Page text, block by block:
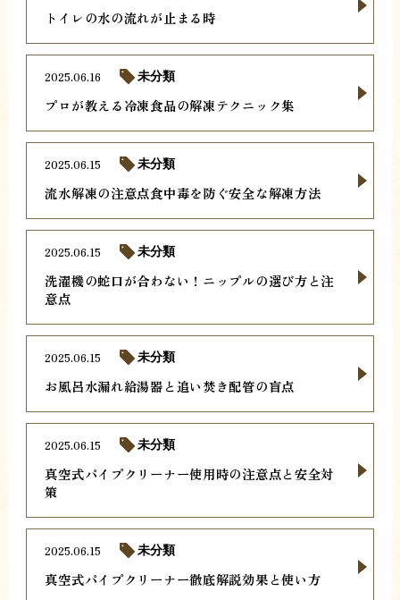
トイレの水の流れが止まる時
プロが教える冷凍食品の解凍テクニック集
2025.06.16 未分類
流水解凍の注意点食中毒を防ぐ安全な解凍方法
2025.06.15 未分類
洗濯機の蛇口が合わない！ニップルの選び方と注
意点
2025.06.15 未分類
お風呂水漏れ給湯器と追い焚き配管の盲点
2025.06.15 未分類
真空式パイプクリーナー使用時の注意点と安全対
策
2025.06.15 未分類
真空式パイプクリーナー徹底解説効果と使い方
2025.06.15 未分類